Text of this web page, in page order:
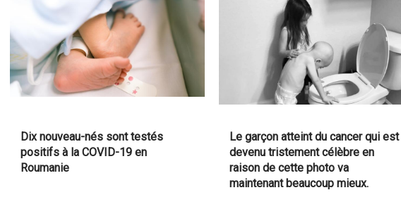
Dix nouveau-nés sont testés
positifs à la COVID-19 en
Roumanie
Le garçon atteint du cancer qui est
devenu tristement célèbre en
raison de cette photo va
maintenant beaucoup mieux.